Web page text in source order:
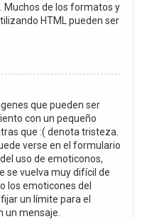
Muchos de los formatos y
HTML pueden ser
que pueden ser
con un pequeño
que :( denota tristeza.
verse en el formulario
uso de emoticonos,
se vuelva muy difícil de
los emoticones del
un límite para el
un mensaje.